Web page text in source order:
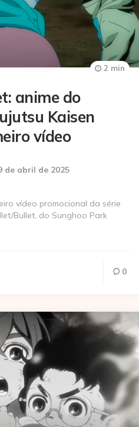
anime do
Kaisen
vídeo
de abril de 2025
2 min
vídeo promocional da série
Bullet, do Sunghoo Park
0